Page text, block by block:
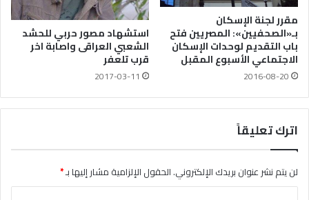
مقرر لجنة الإسكان
بـ«الصحفيين»: المصريين فتح
باب التقديم لوحدات الإسكان
الاجتماعي الأسبوع المقبل
2016-08-20
استشهاد مصور حربي للحشد
الشعبي العراقى واصابة اخر
قرب تلعفر
2017-03-11
اترك تعليقاً
لن يتم نشر عنوان بريدك الإلكتروني.الحقول الإلزامية مشار إليها بـ*